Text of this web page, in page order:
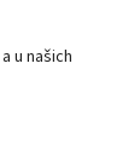
u našich